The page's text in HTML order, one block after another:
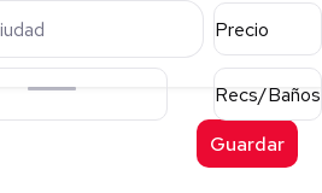
Precio
Recs/Baños
Guardar